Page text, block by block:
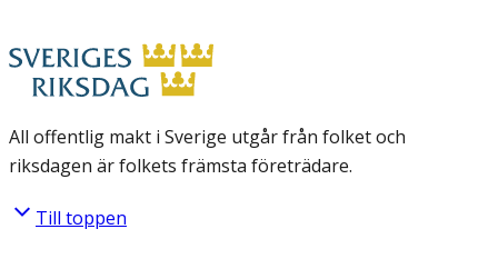
All offentlig makt i Sverige utgår från folket och
riksdagen är folkets främsta företrädare.
Till toppen